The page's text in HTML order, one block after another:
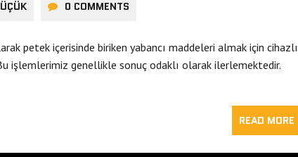
0 COMMENTS
petek içerisinde biriken yabancı maddeleri almak için cihazlı
işlemlerimiz genellikle sonuç odaklı olarak ilerlemektedir.
READ MORE